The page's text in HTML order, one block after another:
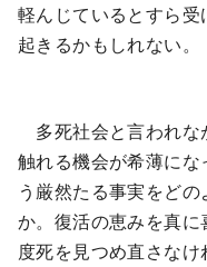
軽んじているとすら
起きるかもしれない。
多死社会と言われな
触れる機会が希薄に
う厳然たる事実をど
か。復活の恵みを真
度死を見つめ直さな